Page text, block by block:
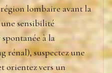
lombaire avant la
sensibilité
à la
rénal), suspectez une
orientez vers un